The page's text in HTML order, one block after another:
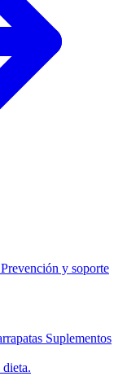
Prevención y soporte
Suplementos